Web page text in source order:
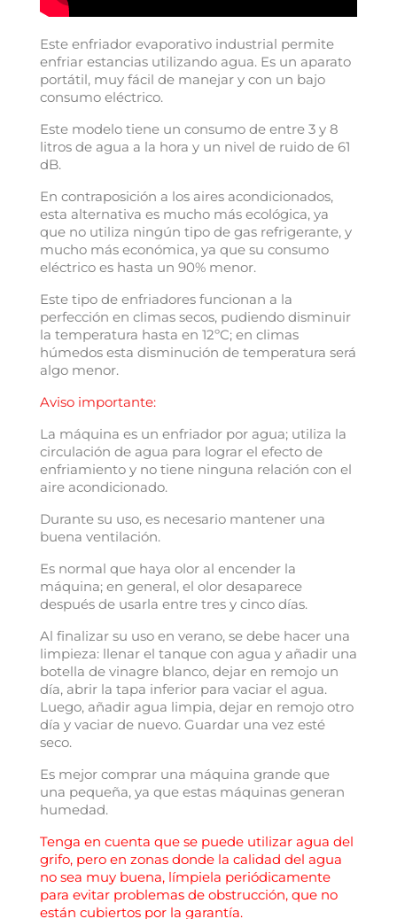
Este enfriador evaporativo industrial permite
enfriar estancias utilizando agua. Es un aparato
portátil, muy fácil de manejar y con un bajo
consumo eléctrico.
Este modelo tiene un consumo de entre 3 y 8
litros de agua a la hora y un nivel de ruido de 61
dB.
En contraposición a los aires acondicionados,
esta alternativa es mucho más ecológica, ya
que no utiliza ningún tipo de gas refrigerante, y
mucho más económica, ya que su consumo
eléctrico es hasta un 90% menor.
Este tipo de enfriadores funcionan a la
perfección en climas secos, pudiendo disminuir
la temperatura hasta en 12ºC; en climas
húmedos esta disminución de temperatura será
algo menor.
Aviso importante:
La máquina es un enfriador por agua; utiliza la
circulación de agua para lograr el efecto de
enfriamiento y no tiene ninguna relación con el
aire acondicionado.
Durante su uso, es necesario mantener una
buena ventilación.
Es normal que haya olor al encender la
máquina; en general, el olor desaparece
después de usarla entre tres y cinco días.
Al finalizar su uso en verano, se debe hacer una
limpieza: llenar el tanque con agua y añadir una
botella de vinagre blanco, dejar en remojo un
día, abrir la tapa inferior para vaciar el agua.
Luego, añadir agua limpia, dejar en remojo otro
día y vaciar de nuevo. Guardar una vez esté
seco.
Es mejor comprar una máquina grande que
una pequeña, ya que estas máquinas generan
humedad.
Tenga en cuenta que se puede utilizar agua del
grifo, pero en zonas donde la calidad del agua
no sea muy buena, límpiela periódicamente
para evitar problemas de obstrucción, que no
están cubiertos por la garantía.